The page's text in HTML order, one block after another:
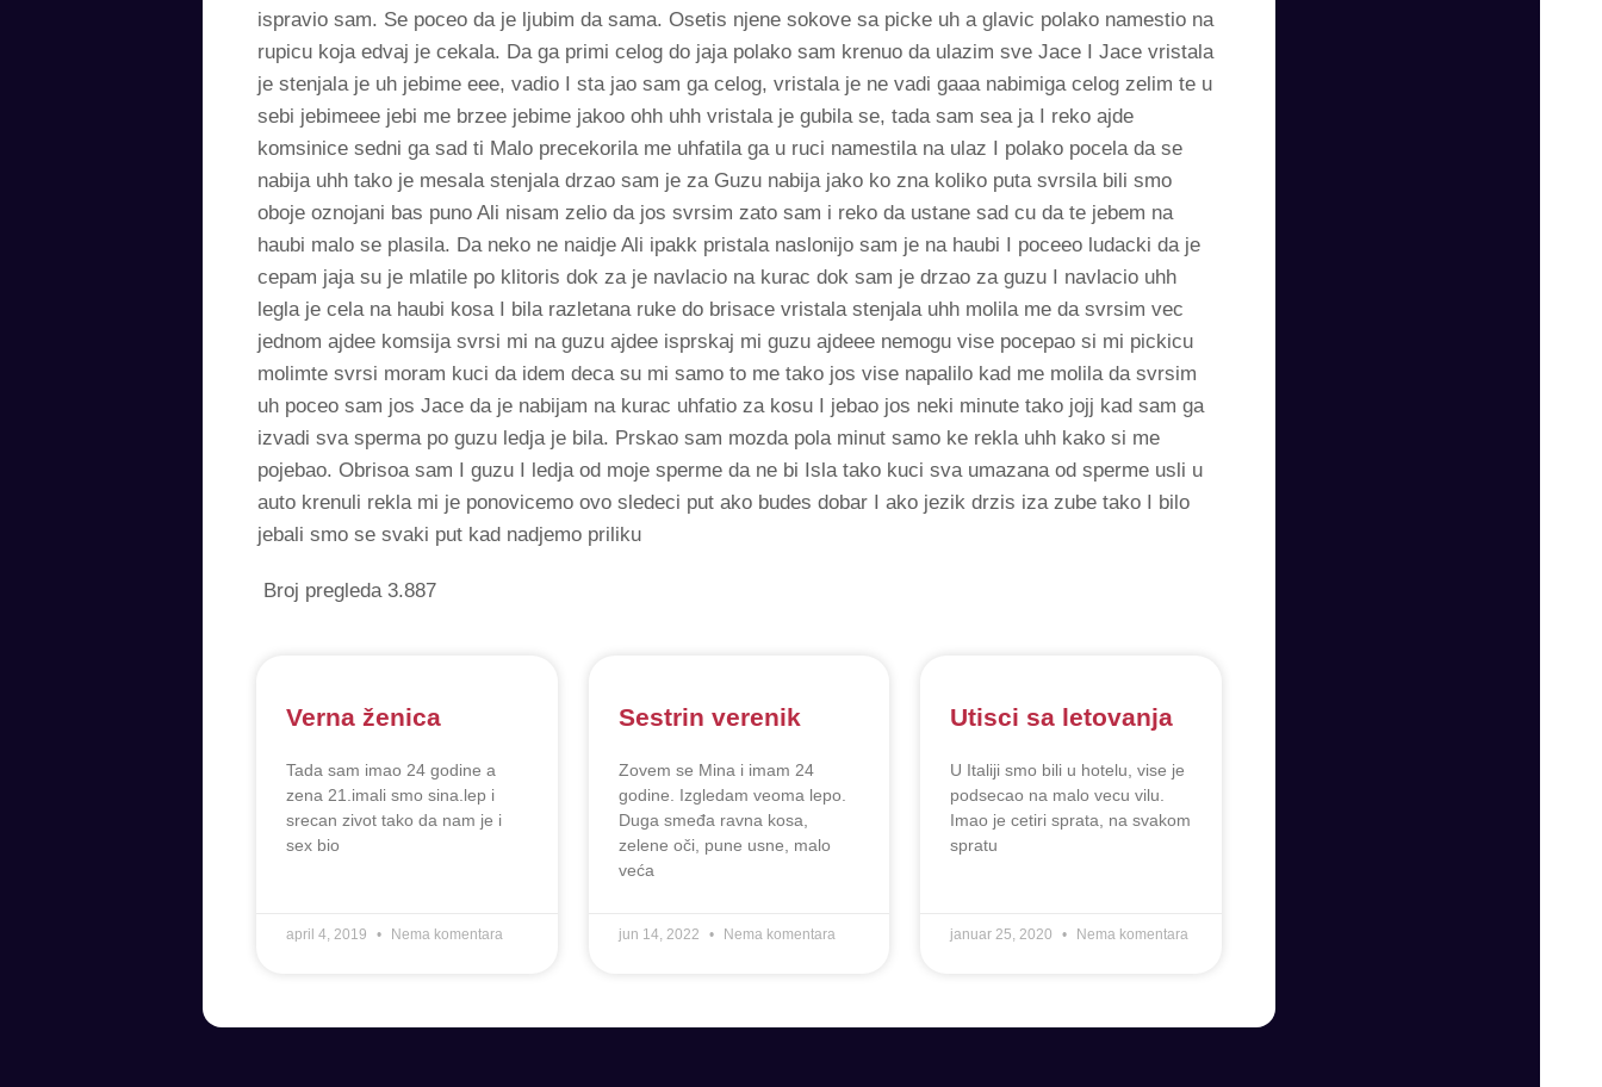
ispravio sam. Se poceo da je ljubim da sama. Osetis njene sokove sa picke uh a glavic polako namestio na
rupicu koja edvaj je cekala. Da ga primi celog do jaja polako sam krenuo da ulazim sve Jace I Jace vristala
je stenjala je uh jebime eee, vadio I sta jao sam ga celog, vristala je ne vadi gaaa nabimiga celog zelim te u
sebi jebimeee jebi me brzee jebime jakoo ohh uhh vristala je gubila se, tada sam sea ja I reko ajde
komsinice sedni ga sad ti Malo precekorila me uhfatila ga u ruci namestila na ulaz I polako pocela da se
nabija uhh tako je mesala stenjala drzao sam je za Guzu nabija jako ko zna koliko puta svrsila bili smo
oboje oznojani bas puno Ali nisam zelio da jos svrsim zato sam i reko da ustane sad cu da te jebem na
haubi malo se plasila. Da neko ne naidje Ali ipakk pristala naslonijo sam je na haubi I poceeo ludacki da je
cepam jaja su je mlatile po klitoris dok za je navlacio na kurac dok sam je drzao za guzu I navlacio uhh
legla je cela na haubi kosa I bila razletana ruke do brisace vristala stenjala uhh molila me da svrsim vec
jednom ajdee komsija svrsi mi na guzu ajdee isprskaj mi guzu ajdeee nemogu vise pocepao si mi pickicu
molimte svrsi moram kuci da idem deca su mi samo to me tako jos vise napalilo kad me molila da svrsim
uh poceo sam jos Jace da je nabijam na kurac uhfatio za kosu I jebao jos neki minute tako jojj kad sam ga
izvadi sva sperma po guzu ledja je bila. Prskao sam mozda pola minut samo ke rekla uhh kako si me
pojebao. Obrisoa sam I guzu I ledja od moje sperme da ne bi Isla tako kuci sva umazana od sperme usli u
auto krenuli rekla mi je ponovicemo ovo sledeci put ako budes dobar I ako jezik drzis iza zube tako I bilo
jebali smo se svaki put kad nadjemo priliku
Broj pregleda 3.887
Verna ženica
Tada sam imao 24 godine a
zena 21.imali smo sina.lep i
srecan zivot tako da nam je i
sex bio
april 4, 2019 Nema komentara
Sestrin verenik
Zovem se Mina i imam 24
godine. Izgledam veoma lepo.
Duga smeđa ravna kosa,
zelene oči, pune usne, malo
veća
jun 14, 2022 Nema komentara
Utisci sa letovanja
U Italiji smo bili u hotelu, vise je
podsecao na malo vecu vilu.
Imao je cetiri sprata, na svakom
spratu
januar 25, 2020 Nema komentara